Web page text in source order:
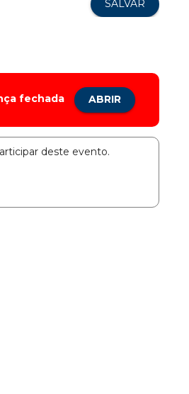
fechada ABRIR
deste evento.